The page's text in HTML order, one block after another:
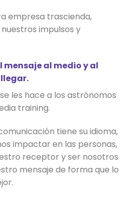
empresa trascienda,
impulsos y
al medio y al
les hace a los astrónomos
training.
tiene su idioma,
impactar en las personas,
receptor y ser nosotros
mensaje de forma que lo